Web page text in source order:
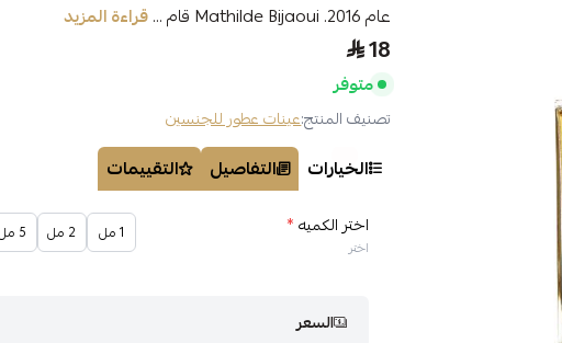
عام 2016. Mathilde Bijaoui قام ... قراءة المزيد
18
متوفر
تصنيف المنتج:عينات عطور للجنسين
الخيارات التفاصيل التقييمات
اختر الكميه*
اختر
1 مل 2 مل 5 مل
السعر